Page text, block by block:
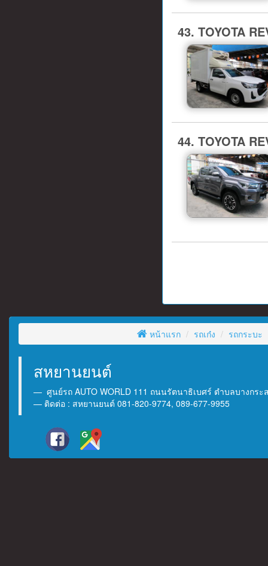
43. TOYOTA
44. TOYOTA
หน้าแรก รถเก๋ง รถกระบะ
สหยานยนต์
ศูนย์รถ AUTO WORLD 111 ถนนรัตนาธิเบศร์ ตำบลบางกร
ติดต่อ : สหยานยนต์ 081-820-9774, 089-677-9955